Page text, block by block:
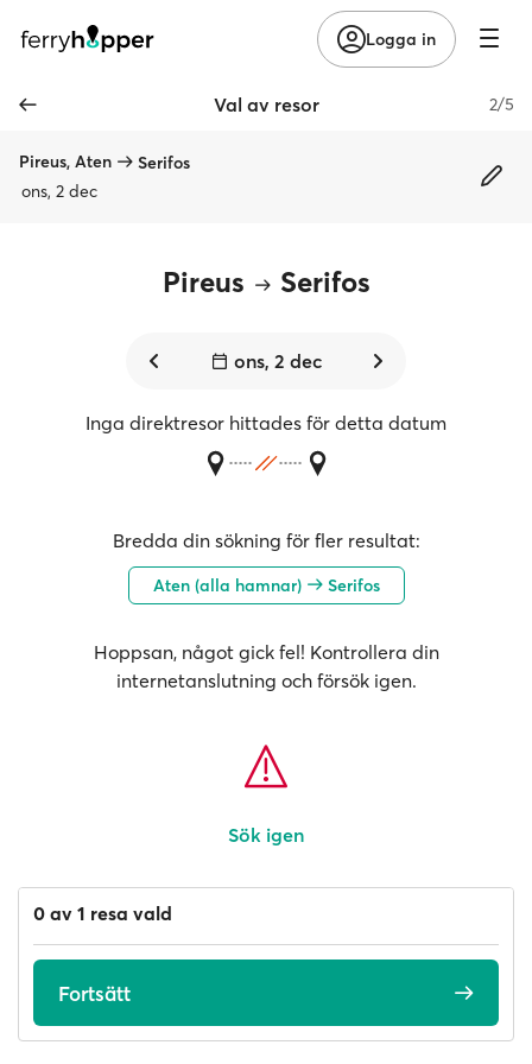
Logga in
Val av resor 2/5
Pireus, Aten
Serifos
ons, 2 dec
Pireus Serifos
ons, 2 dec
Inga direktresor hittades för detta datum
Bredda din sökning för fler resultat:
Aten (alla hamnar) Serifos
Hoppsan, något gick fel! Kontrollera din
internetanslutning och försök igen.
Sök igen
0 av 1 resa vald
Fortsätt